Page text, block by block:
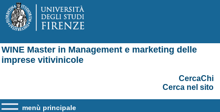
WINE Master in Management e marketing delle
imprese vitivinicole
CercaChi
Cerca nel sito
menù principale